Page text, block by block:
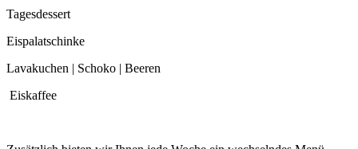
Tagesdessert
Eispalatschinke
Lavakuchen | Schoko | Beeren
Eiskaffee